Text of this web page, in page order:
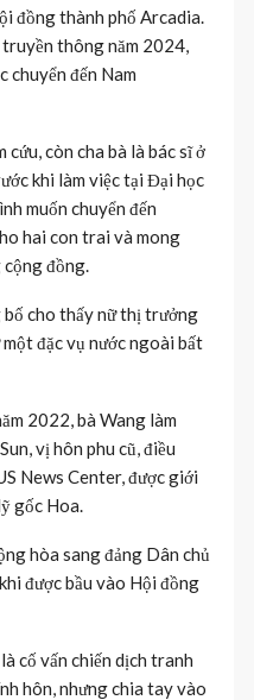
đồng thành phố Arcadia.
thông năm 2024,
chuyển đến Nam
còn cha bà là bác sĩ ở
khi làm việc tại Đại học
muốn chuyển đến
hai con trai và mong
đồng.
bố cho thấy nữ thị trưởng
đặc vụ nước ngoài bất
2022, bà Wang làm
vị hôn phu cũ, điều
News Center, được giới
gốc Hoa.
hòa sang đảng Dân chủ
được bầu vào Hội đồng
cố vấn chiến dịch tranh
hôn, nhưng chia tay vào